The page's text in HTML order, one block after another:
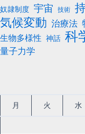
奴隷制度 宇宙 技術
気候変動 治療法
生物多様性 神話 科
量子力学
月 火 水